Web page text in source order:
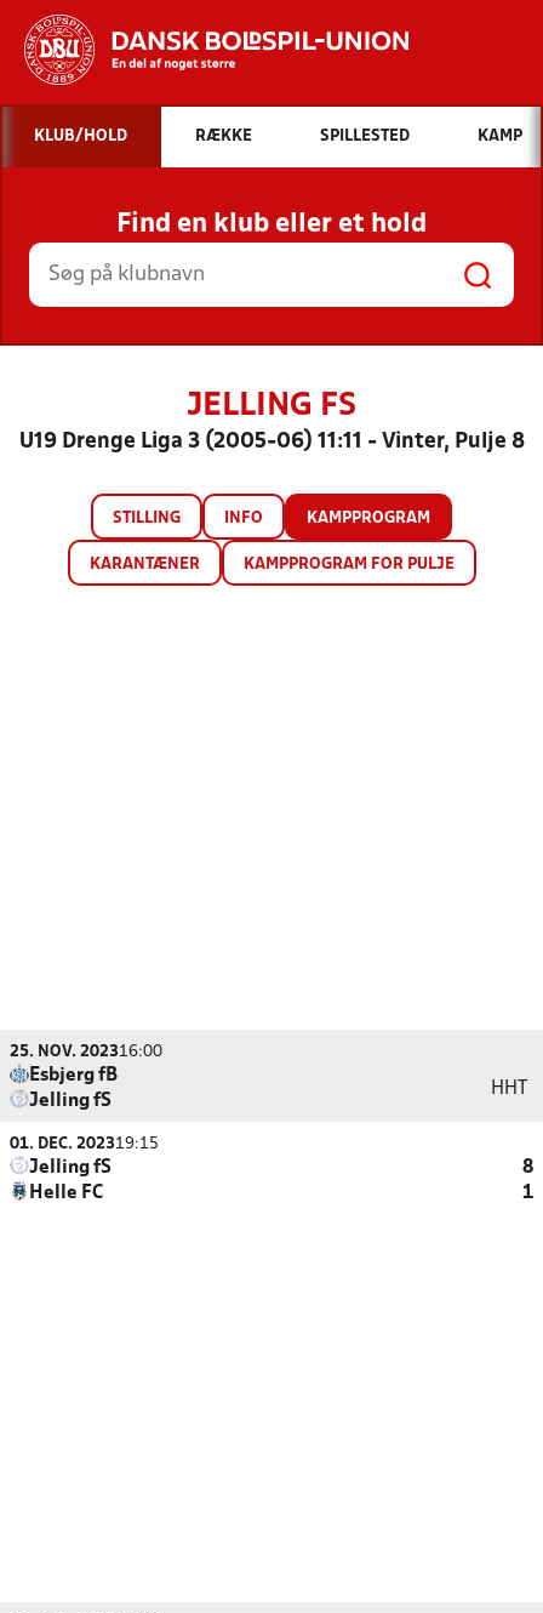
Hvad vil du søge efter?
INDHOLD OG NYHEDER
STILLINGER, RESULTATER, KLUBBER OG
HOLD
KLUB/HOLD RÆKKE SPILLESTED KAMP
Find en klub eller et hold
JELLING FS
U19 Drenge Liga 3 (2005-06) 11:11 - Vinter, Pulje 8
STILLING INFO KAMPPROGRAM
KARANTÆNER KAMPPROGRAM FOR PULJE
25. NOV. 202316:00
Esbjerg fB
Jelling fS
HHT
01. DEC. 202319:15
Jelling fS
8
Helle FC
1